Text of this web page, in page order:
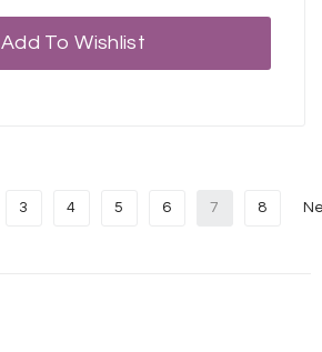
Add To Wishlist
3 4 5 6 7 8